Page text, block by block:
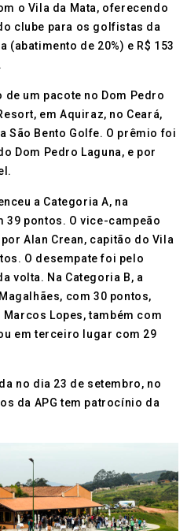
o Vila da Mata, oferecendo
clube para os golfistas da
(abatimento de 20%) e R$ 153
um pacote no Dom Pedro
em Aquiraz, no Ceará,
São Bento Golfe. O prêmio foi
Dom Pedro Laguna, e por
a Categoria A, na
pontos. O vice-campeão
Alan Crean, capitão do Vila
O desempate foi pelo
volta. Na Categoria B, a
com 30 pontos,
Lopes, também com
em terceiro lugar com 29
no dia 23 de setembro, no
da APG tem patrocínio da